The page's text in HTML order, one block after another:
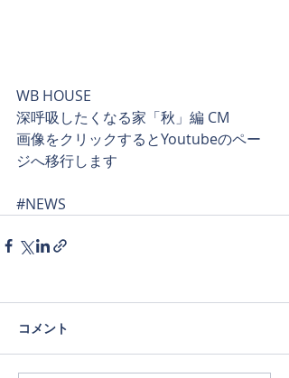
WB HOUSE
深呼吸したくなる家「秋」編 CM
画像をクリックするとYoutubeのペー
ジへ移行します
#NEWS
コメント